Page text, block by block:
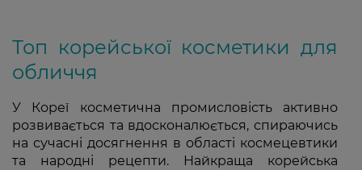
Топ корейської косметики для
обличчя
У Кореї косметична промисловість активно
розвивається та вдосконалюється, спираючись
на сучасні досягнення в області космецевтики
та народні рецепти. Найкраща корейська